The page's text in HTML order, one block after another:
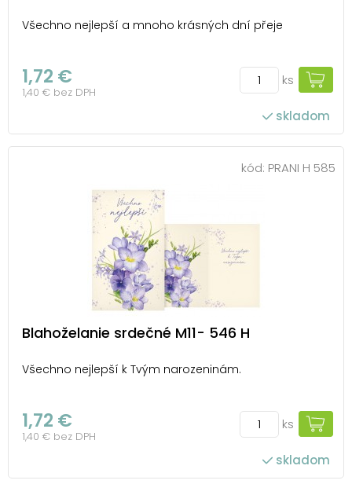
Všechno nejlepší a mnoho krásných dní přeje
1,72 €
1,40 € bez DPH
ks
skladom
kód: PRANI H 585
Blahoželanie srdečné M11- 546 H
Všechno nejlepší k Tvým narozeninám.
1,72 €
1,40 € bez DPH
ks
skladom